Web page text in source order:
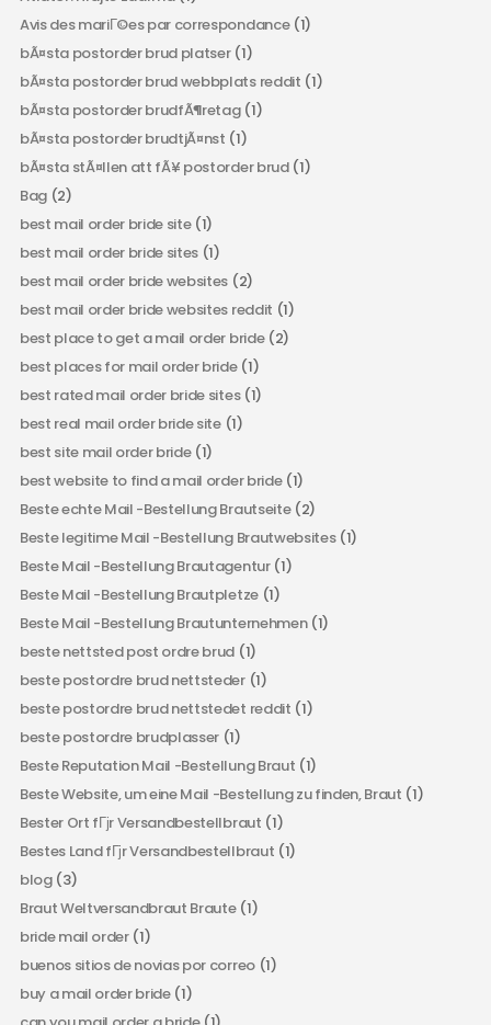
Avis des mariГ©es par correspondance(1)
bÃ¤sta postorder brud platser(1)
bÃ¤sta postorder brud webbplats reddit (1)
bÃ¤sta postorder brudfÃ¶retag(1)
bÃ¤sta postorder brudtjÃ¤nst (1)
bÃ¤sta stÃ¤llen att fÃ¥ postorder brud(1)
Bag(2)
best mail order bride site(1)
best mail order bride sites (1)
best mail order bride websites (2)
best mail order bride websites reddit (1)
best place to get a mail order bride(2)
best places for mail order bride(1)
best rated mail order bride sites(1)
best real mail order bride site(1)
best site mail order bride(1)
best website to find a mail order bride(1)
Beste echte Mail -Bestellung Brautseite(2)
Beste legitime Mail -Bestellung Brautwebsites(1)
Beste Mail -Bestellung Brautagentur(1)
Beste Mail -Bestellung Brautpletze(1)
Beste Mail -Bestellung Brautunternehmen(1)
beste nettsted post ordre brud (1)
beste postordre brud nettsteder(1)
beste postordre brud nettstedet reddit (1)
beste postordre brudplasser (1)
Beste Reputation Mail -Bestellung Braut (1)
Beste Website, um eine Mail -Bestellung zu finden, Braut (1)
Bester Ort fГјr Versandbestellbraut (1)
Bestes Land fГјr Versandbestellbraut (1)
blog(3)
Braut Weltversandbraut Braute(1)
bride mail order(1)
buenos sitios de novias por correo(1)
buy a mail order bride(1)